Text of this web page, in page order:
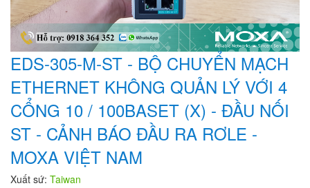
EDS-305-M-ST - BỘ CHUYỂN MẠCH
ETHERNET KHÔNG QUẢN LÝ VỚI 4
CỔNG 10 / 100BASET (X) - ĐẦU NỐI
ST - CẢNH BÁO ĐẦU RA RƠLE -
MOXA VIỆT NAM
Xuất sứ: Taiwan